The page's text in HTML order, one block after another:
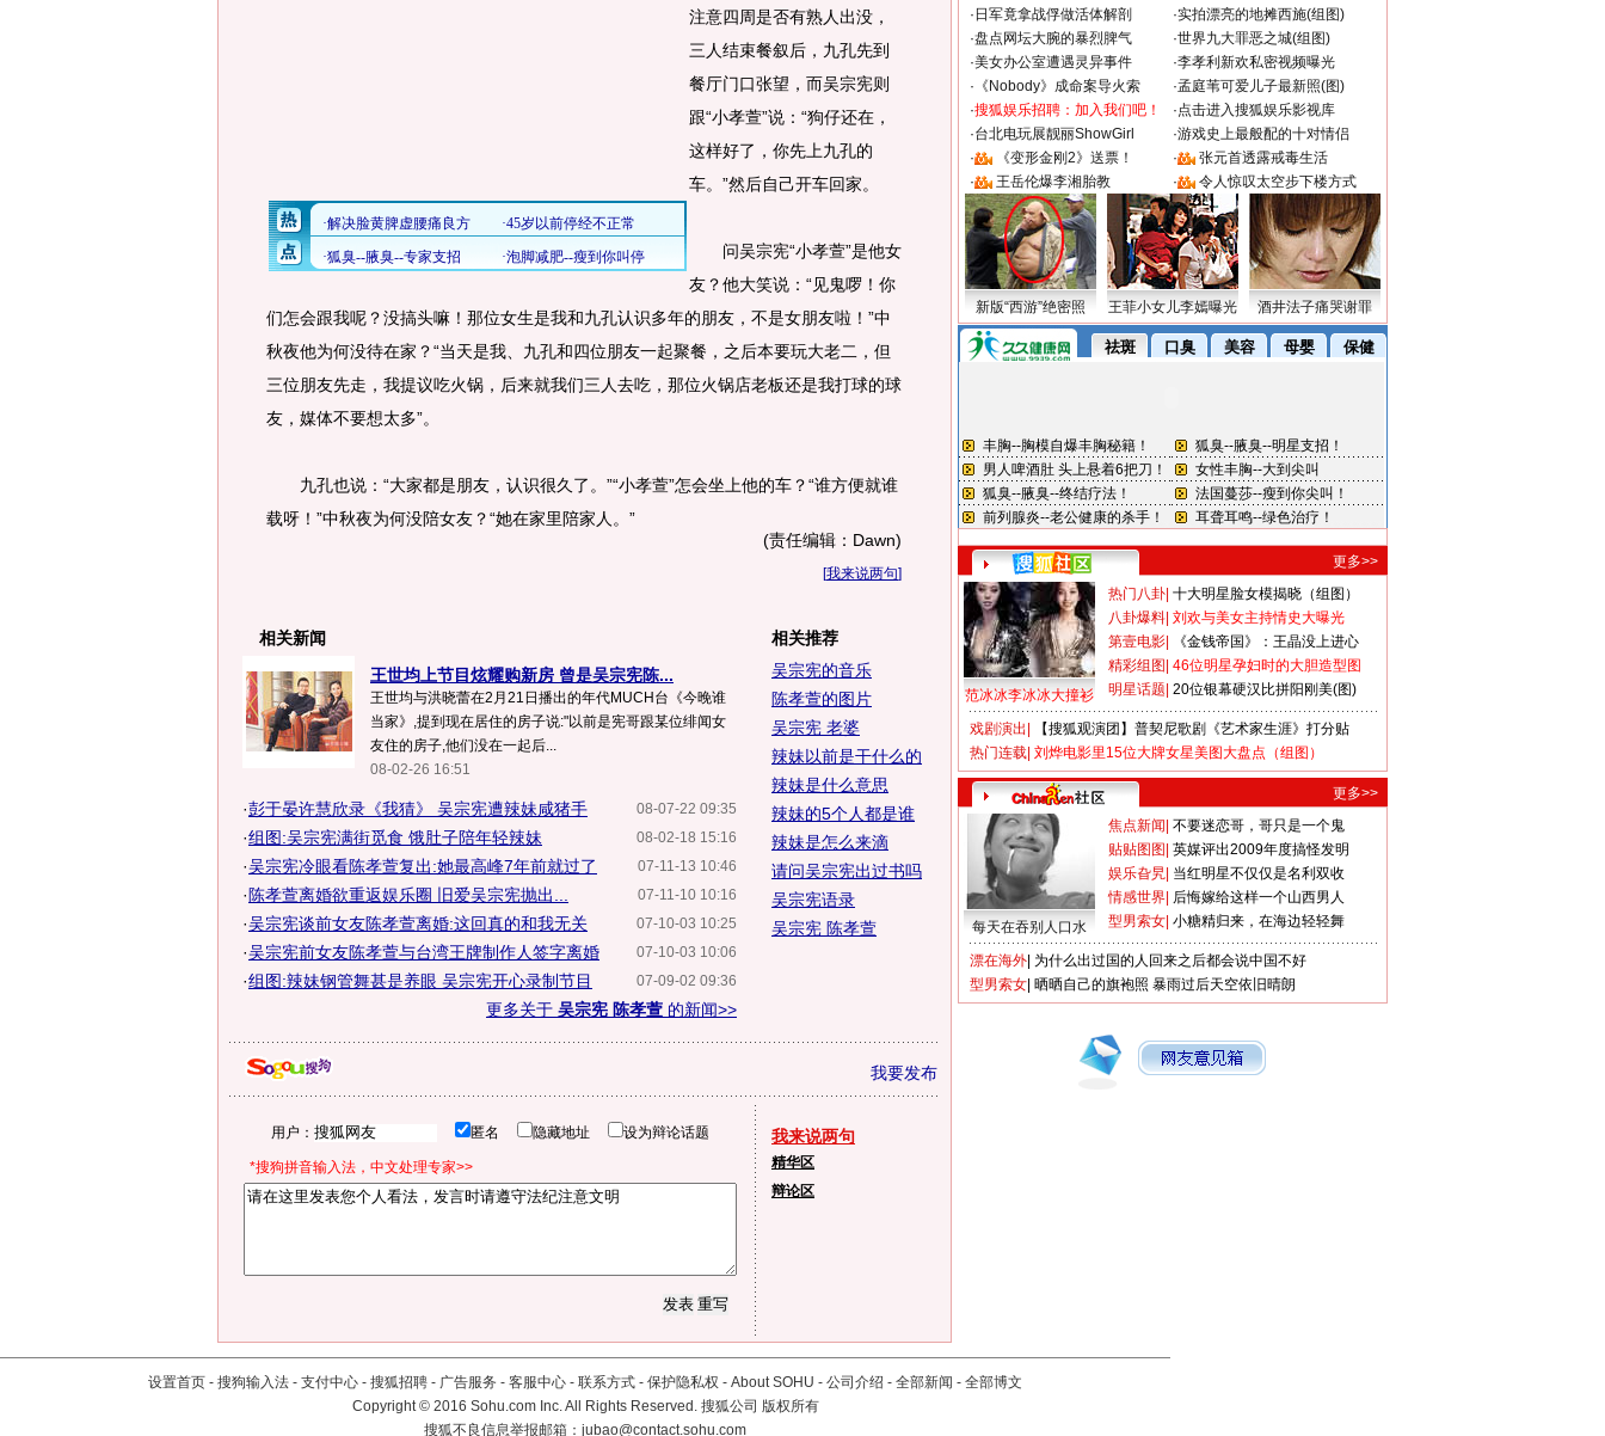
注意四周是否有熟人出没，
三人结束餐叙后，九孔先到
餐厅门口张望，而吴宗宪则
跟“小孝萱”说：“狗仔还在，
这样好了，你先上九孔的
车。”然后自己开车回家。
问吴宗宪“小孝萱”是他女
友？他大笑说：“见鬼啰！你
们怎会跟我呢？没搞头嘛！那位女生是我和九孔认识多年的朋友，不是女朋友啦！”中
秋夜他为何没待在家？“当天是我、九孔和四位朋友一起聚餐，之后本要玩大老二，但
三位朋友先走，我提议吃火锅，后来就我们三人去吃，那位火锅店老板还是我打球的球
友，媒体不要想太多”。
九孔也说：“大家都是朋友，认识很久了。”“小孝萱”怎会坐上他的车？“谁方便就谁
载呀！”中秋夜为何没陪女友？“她在家里陪家人。”
(责任编辑：Dawn)
[我来说两句]
相关新闻
王世均上节目炫耀购新房 曾是吴宗宪陈...
王世均与洪晓蕾在2月21日播出的年代MUCH台《今晚谁
当家》,提到现在居住的房子说:"以前是宪哥跟某位绯闻女
友住的房子,他们没在一起后...
08-02-26 16:51
08-07-22 09:35
·彭于晏许慧欣录《我猜》 吴宗宪遭辣妹咸猪手
08-02-18 15:16
·组图:吴宗宪满街觅食 饿肚子陪年轻辣妹
07-11-13 10:46
·吴宗宪冷眼看陈孝萱复出:她最高峰7年前就过了
07-11-10 10:16
· 陈孝萱离婚欲重返娱乐圈 旧爱吴宗宪抛出...
07-10-03 10:25
·吴宗宪谈前女友陈孝萱离婚:这回真的和我无关
07-10-03 10:06
·吴宗宪前女友陈孝萱与台湾王牌制作人签字离婚
07-09-02 09:36
·组图:辣妹钢管舞甚是养眼 吴宗宪开心录制节目
更多关于 吴宗宪 陈孝萱 的新闻>>
相关推荐
吴宗宪的音乐
陈孝萱的图片
吴宗宪 老婆
辣妹以前是干什么的
辣妹是什么意思
辣妹的5个人都是谁
辣妹是怎么来滴
请问吴宗宪出过书吗
吴宗宪语录
吴宗宪 陈孝萱
我要发布
用户： 匿名 隐藏地址 设为辩论话题
*搜狗拼音输入法，中文处理专家>>
我来说两句
精华区
辩论区
· 日军竟拿战俘做活体解剖 ·实拍漂亮的地摊西施(组图)
·盘点网坛大腕的暴烈脾气 ·世界九大罪恶之城(组图)
·美女办公室遭遇灵异事件 ·李孝利新欢私密视频曝光
· 《Nobody》成命案导火索 ·孟庭苇可爱儿子最新照(图)
·搜狐娱乐招聘：加入我们吧！ ·点击进入搜狐娱乐影视库
·台北电玩展靓丽ShowGirl ·游戏史上最般配的十对情侣
·
《变形金刚2》送票！ ·
张元首透露戒毒生活
·
王岳伦爆李湘胎教 · 令人惊叹太空步下楼方式
新版“西游”绝密照 王菲小女儿李嫣曝光 酒井法子痛哭谢罪
更多>>
范冰冰李冰冰大撞衫
热门八卦 十大明星脸女模揭晓（组图）
八卦爆料 刘欢与美女主持情史大曝光
第壹电影
《金钱帝国》：王晶没上进心
精彩组图 46位明星孕妇时的大胆造型图
明星话题 20位银幕硬汉比拼阳刚美(图)
戏剧演出
【搜狐观演团】普契尼歌剧《艺术家生涯》打分贴
热门连载 刘烨电影里15位大牌女星美图大盘点（组图）
更多>>
每天在吞别人口水
焦点新闻 不要迷恋哥，哥只是一个鬼
贴贴图图 英媒评出2009年度搞怪发明
娱乐旮旯 当红明星不仅仅是名利双收
情感世界 后悔嫁给这样一个山西男人
型男索女 小糖精归来，在海边轻轻舞
漂在海外 为什么出过国的人回来之后都会说中国不好
型男索女 晒晒自己的旗袍照 暴雨过后天空依旧晴朗
设置首页 - 搜狗输入法 - 支付中心 - 搜狐招聘 - 广告服务 - 客服中心 - 联系方式 - 保护隐私权 - About SOHU - 公司介绍 - 全部新闻 - 全部博文
Copyright©2016 Sohu.com Inc. All Rights Reserved. 搜狐公司 版权所有
搜狐不良信息举报邮箱： jubao@contact.sohu.com